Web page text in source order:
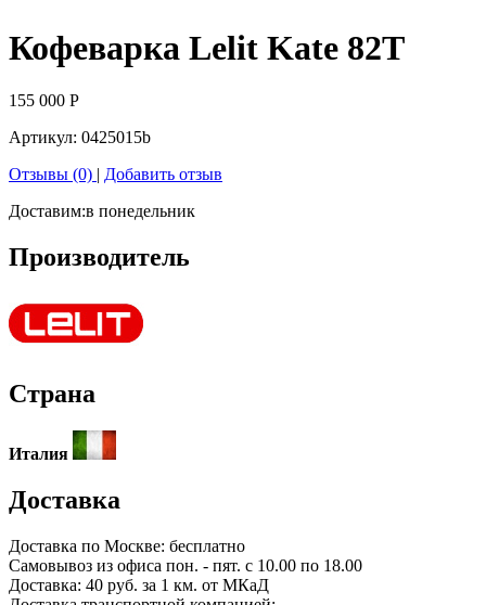
Кофеварка Lelit Kate 82T
155 000 Р
Артикул: 0425015b
Отзывы (0) | Добавить отзыв
Доставим:в понедельник
Производитель
Страна
Италия
Доставка
Доставка по Москве: бесплатно
Самовывоз из офиса пон. - пят. с 10.00 по 18.00
Доставка: 40 руб. за 1 км. от МКаД